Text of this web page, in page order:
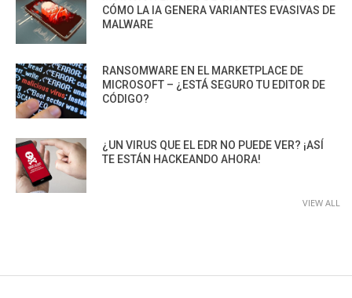
CÓMO LA IA GENERA VARIANTES EVASIVAS DE
MALWARE
RANSOMWARE EN EL MARKETPLACE DE
MICROSOFT – ¿ESTÁ SEGURO TU EDITOR DE
CÓDIGO?
¿UN VIRUS QUE EL EDR NO PUEDE VER? ¡ASÍ
TE ESTÁN HACKEANDO AHORA!
VIEW ALL